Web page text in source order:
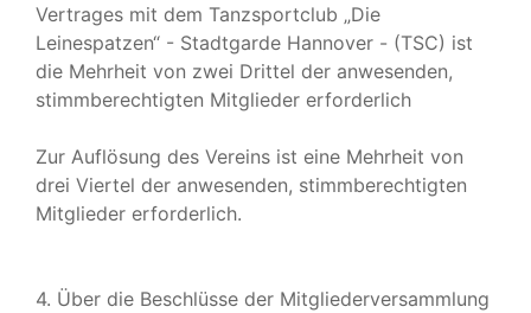
Vertrages mit dem Tanzsportclub „Die
Leinespatzen“ - Stadtgarde Hannover - (TSC) ist
die Mehrheit von zwei Drittel der anwesenden,
stimmberechtigten Mitglieder erforderlich
Zur Auflösung des Vereins ist eine Mehrheit von
drei Viertel der anwesenden, stimmberechtigten
Mitglieder erforderlich.
4. Über die Beschlüsse der Mitgliederversammlung